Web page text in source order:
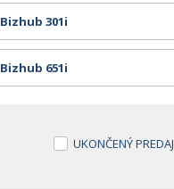
Bizhub 301i
Bizhub 651i
UKONČENÝ PREDAJ